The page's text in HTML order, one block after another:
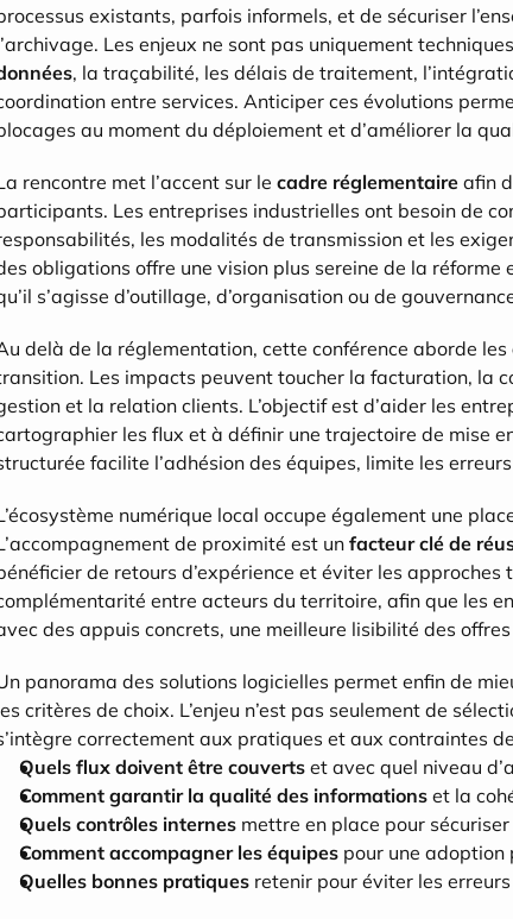
existants, parfois informels, et de sécuriser
Les enjeux ne sont pas uniquement
, la traçabilité, les délais de traitement,
entre services. Anticiper ces évolutions
au moment du déploiement et d’améliorer la
rencontre met l’accent sur le cadre réglementaire afin
Les entreprises industrielles ont besoin de
les modalités de transmission et les
obligations offre une vision plus sereine de la réforme
s’agisse d’outillage, d’organisation ou de
delà de la réglementation, cette conférence aborde les
Les impacts peuvent toucher la facturation, la
et la relation clients. L’objectif est d’aider les
les flux et à définir une trajectoire de mise
facilite l’adhésion des équipes, limite les
numérique local occupe également une
de proximité est un facteur clé de
de retours d’expérience et éviter les
entre acteurs du territoire, afin que les
des appuis concrets, une meilleure lisibilité des
panorama des solutions logicielles permet enfin de
critères de choix. L’enjeu n’est pas seulement de
correctement aux pratiques et aux contraintes
Quels flux doivent être couverts et avec quel niveau
Comment garantir la qualité des informations et la
Quels contrôles internes mettre en place pour
Comment accompagner les équipes pour une adoption
Quelles bonnes pratiques retenir pour éviter les